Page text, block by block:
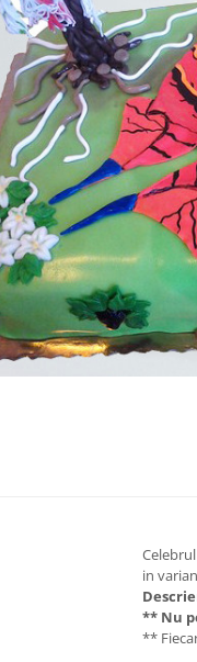
pentru
in
** Nu
**